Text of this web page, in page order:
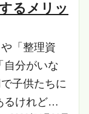
るメリッ
「整理資
自分がいな
子供たちに
るけれど、